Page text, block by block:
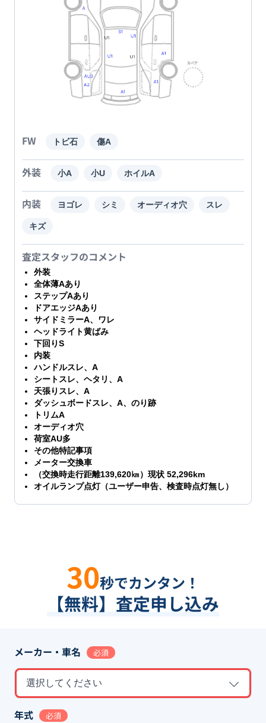
FW トビ石 傷A
外装 小A 小U ホイルA
内装 ヨゴレ シミ オーディオ穴 スレ
キズ
査定スタッフのコメント
外装
全体薄Aあり
ステップAあり
ドアエッジAあり
サイドミラーA、ワレ
ヘッドライト黄ばみ
下回りS
内装
ハンドルスレ、A
シートスレ、ヘタリ、A
天張りスレ、A
ダッシュボードスレ、A、のり跡
トリムA
オーディオ穴
荷室AU多
その他特記事項
メーター交換車
（交換時走行距離139,620㎞）現状 52,296km
オイルランプ点灯（ユーザー申告、検査時点灯無し）
30秒でカンタン！
【無料】査定申し込み
メーカー・車名 必須
選択してください
年式 必須